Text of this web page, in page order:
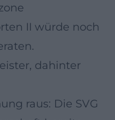
II würde noch
dahinter
raus: Die SVG